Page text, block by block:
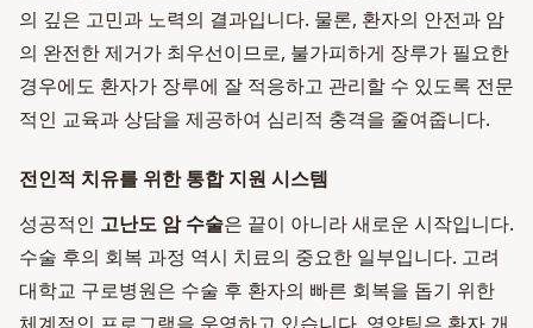
의 깊은 고민과 노력의 결과입니다. 물론, 환자의 안전과 암
의 완전한 제거가 최우선이므로, 불가피하게 장루가 필요한
경우에도 환자가 장루에 잘 적응하고 관리할 수 있도록 전문
적인 교육과 상담을 제공하여 심리적 충격을 줄여줍니다.
전인적 치유를 위한 통합 지원 시스템
성공적인 고난도 암 수술은 끝이 아니라 새로운 시작입니다.
수술 후의 회복 과정 역시 치료의 중요한 일부입니다. 고려
대학교 구로병원은 수술 후 환자의 빠른 회복을 돕기 위한